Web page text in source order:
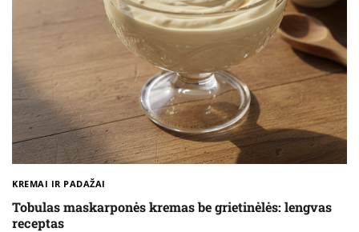
KREMAI IR PADAŽAI
Tobulas maskarponės kremas be grietinėlės: lengvas
receptas